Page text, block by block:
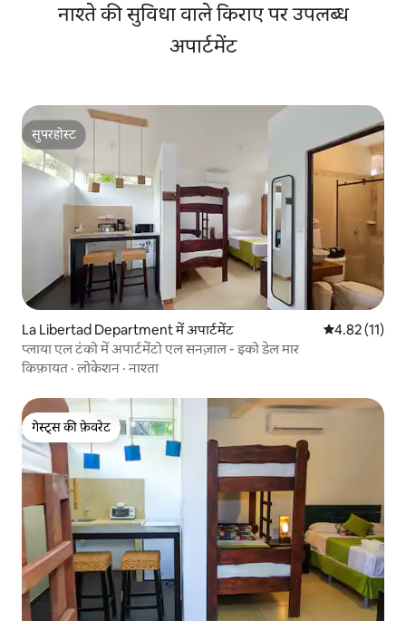
नाश्ते की सुविधा वाले किराए पर उपलब्ध
अपार्टमेंट
सुपरहोस्ट
सुपरहोस्ट
La Libertad Department में अपार्टमेंट औसत रेटिंग 5 में
4.82 (11)
प्लाया एल टंको में अपार्टमेंटो एल सनज़ाल - इको डेल मार
किफ़ायत ·लोकेशन ·नाश्ता
गेस्ट्स की फ़ेवरेट
गेस्ट्स की फ़ेवरेट